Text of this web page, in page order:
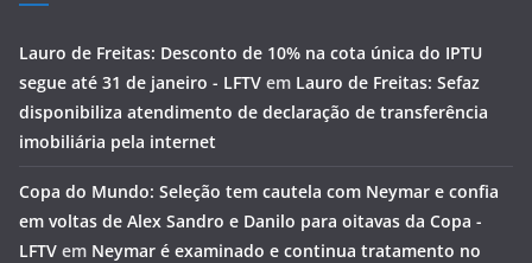
Lauro de Freitas: Desconto de 10% na cota única do IPTU
segue até 31 de janeiro - LFTV em Lauro de Freitas: Sefaz
disponibiliza atendimento de declaração de transferência
imobiliária pela internet
Copa do Mundo: Seleção tem cautela com Neymar e confia
em voltas de Alex Sandro e Danilo para oitavas da Copa -
LFTV em Neymar é examinado e continua tratamento no